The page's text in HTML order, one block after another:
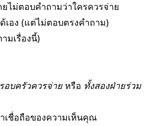
ไม่ตอบคำถามว่าใครควรจ่าย
อง (แต่ไม่ตอบตรงคำถาม)
มเรื่องนี้)
อบครัวควรจ่ายหรือ ทั้งสองฝ่ายร่วม
เชื่อถือของความเห็นคุณ